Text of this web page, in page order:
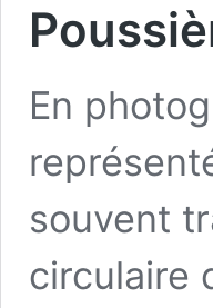
En
souvent
circulaire